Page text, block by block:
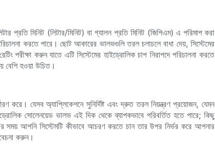
প্রতি মিনিট (লিটার/মিনিট) বা গ্যালন প্রতি মিনিট (জিপিএম) এ পরিমাপ করা
করতে পারে। ছোট আকারের ভালভগুলি তরল চলাচলে বাধা দেয়, সিস্টেমের
পরীক্ষা করুন যাতে এটি সিস্টেমের হাইড্রোলিক চাপ নিরাপদে পরিচালনা করতে
বেশি হওয়া উচিত।
যেসব অ্যাপ্লিকেশনে সুনির্দিষ্ট এবং দ্রুত তরল নিয়ন্ত্রণ প্রয়োজন, যেমন
সোলেনয়েড ভালভ এই দিক থেকে ব্যাপকভাবে পরিবর্তিত হতে পারে; কিছু
সময় আপনি সিস্টেমটি কীভাবে আচরণ করতে চান তার উপর নির্ভর করে আপনার
করুন।